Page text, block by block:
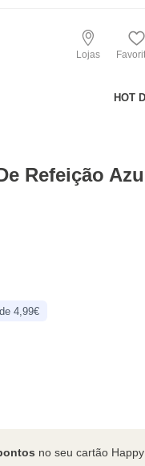
Lojas
HOT
Refeição
4,99€
no seu cartão